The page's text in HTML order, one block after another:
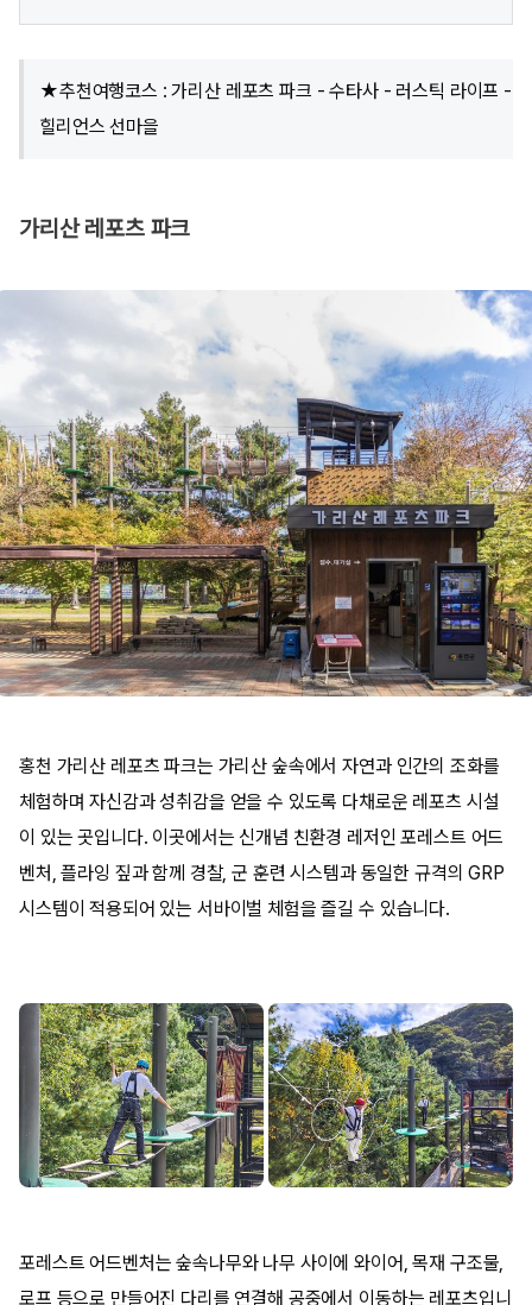
★추천여행코스 : 가리산 레포츠 파크 - 수타사 - 러스틱 라이프 -
힐리언스 선마을
가리산 레포츠 파크​
홍천 가리산 레포츠 파크는 가리산 숲속에서 자연과 인간의 조화를
체험하며 자신감과 성취감을 얻을 수 있도록 다채로운 레포츠 시설
이 있는 곳입니다. 이곳에서는 신개념 친환경 레저인 포레스트 어드
벤처, 플라잉 짚과 함께 경찰, 군 훈련 시스템과 동일한 규격의 GRP
시스템이 적용되어 있는 서바이벌 체험을 즐길 수 있습니다.
포레스트 어드벤처는 숲속나무와 나무 사이에 와이어, 목재 구조물,
로프 등으로 만들어진 다리를 연결해 공중에서 이동하는 레포츠입니